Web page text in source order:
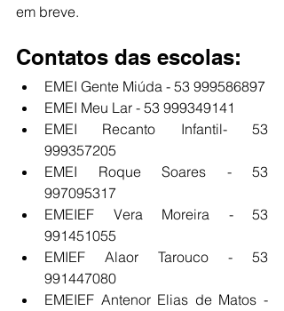
em breve.
Contatos das escolas:
EMEI Gente Miúda - 53 999586897
EMEI Meu Lar - 53 999349141
EMEI Recanto Infantil- 53
999357205
EMEI Roque Soares - 53
997095317
EMEIEF Vera Moreira - 53
991451055
EMIEF Alaor Tarouco - 53
991447080
EMEIEF Antenor Elias de Matos -